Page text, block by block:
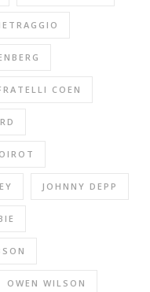
COEN
JOHNNY DEPP
OWEN WILSON